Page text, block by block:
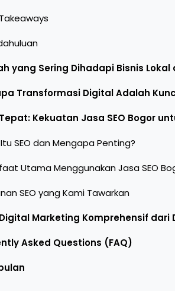
yang Sering Dihadapi Bisnis Lokal
Transformasi Digital Adalah
Kekuatan Jasa SEO Bogor
SEO dan Mengapa Penting?
Utama Menggunakan Jasa SEO
SEO yang Kami Tawarkan
Marketing Komprehensif dari
Asked Questions (FAQ)